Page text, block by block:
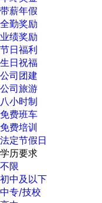
带薪年假
全勤奖励
业绩奖励
节日福利
生日祝福
公司团建
公司旅游
八小时制
免费班车
免费培训
法定节假日
学历要求
不限
初中及以下
中专/技校